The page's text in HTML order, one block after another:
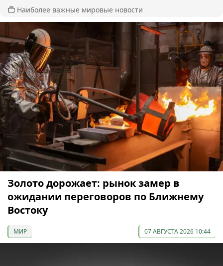
Наиболее важные мировые новости
Золото дорожает: рынок замер в
ожидании переговоров по Ближнему
Востоку
МИР 07 АВГУСТА 2026 10:44